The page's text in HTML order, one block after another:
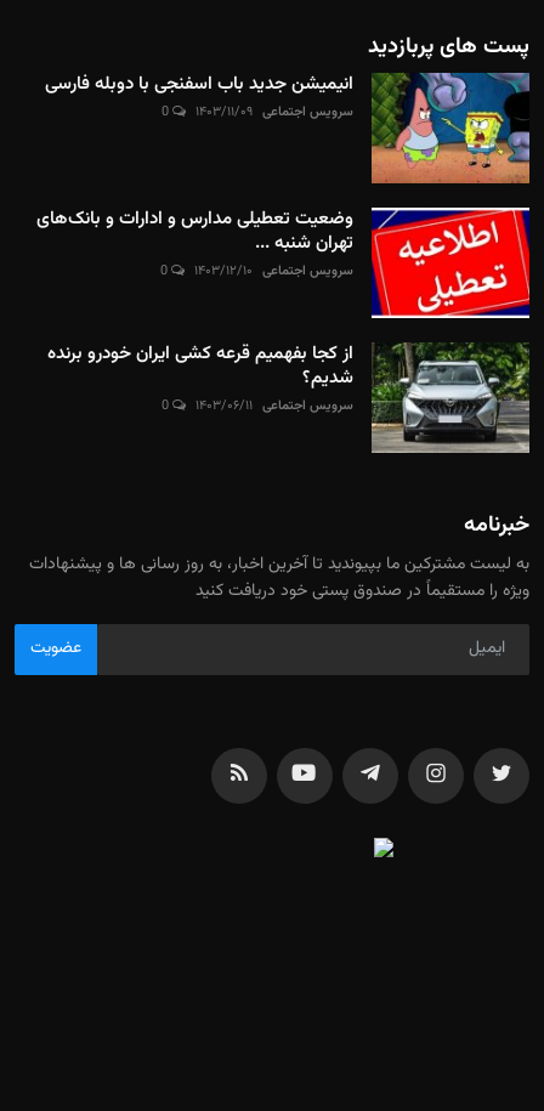
پست های پربازدید
انیمیشن جدید باب اسفنجی با دوبله فارسی
سرویس اجتماعی ۱۴۰۳/۱۱/۰۹
وضعیت تعطیلی مدارس و ادارات و بانک‌های
تهران شنبه ...
سرویس اجتماعی ۱۴۰۳/۱۲/۱۰
از کجا بفهمیم قرعه کشی ایران خودرو برنده
شدیم؟
سرویس اجتماعی ۱۴۰۳/۰۶/۱۱
خبرنامه
به لیست مشترکین ما بپیوندید تا آخرین اخبار، به روز رسانی ها و پیشنهادات
ویژه را مستقیماً در صندوق پستی خود دریافت کنید
عضویت